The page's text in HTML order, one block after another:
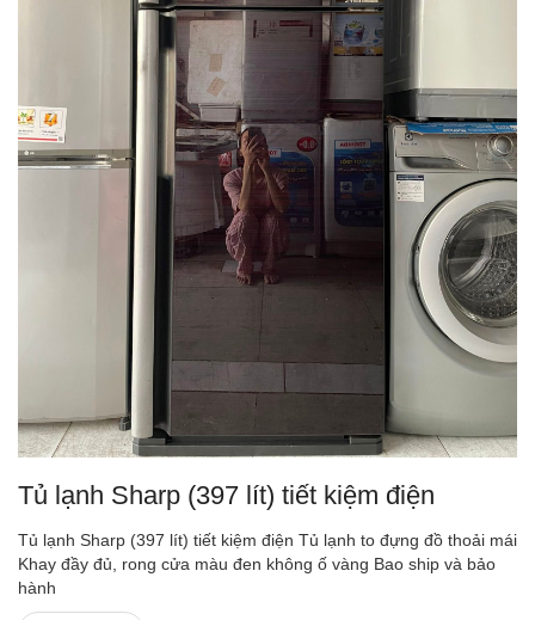
Tủ lạnh Sharp (397 lít) tiết kiệm điện
Tủ lạnh Sharp (397 lít) tiết kiệm điện Tủ lạnh to đựng đồ thoải mái
Khay đầy đủ, rong cửa màu đen không ố vàng Bao ship và bảo
hành